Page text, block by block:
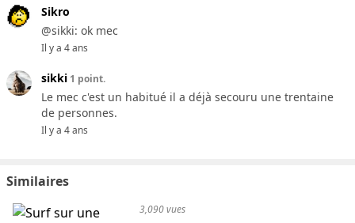
Sikro
@sikki: ok mec
Il y a 4 ans
sikki 1 point.
Le mec c'est un habitué il a déjà secouru une trentaine
de personnes.
Il y a 4 ans
Similaires
3,090 vues